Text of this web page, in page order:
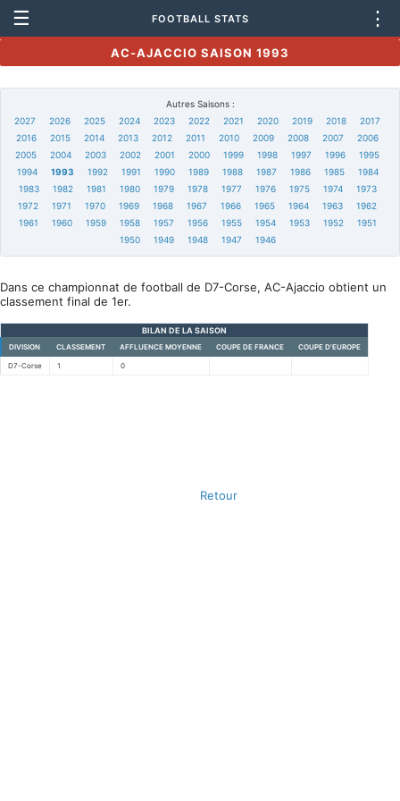
☰ FOOTBALL STATS ⋮
AC-AJACCIO SAISON 1993
Autres Saisons :
2027
2026 2025 2024 2023 2022 2021 2020 2019 2018
2017
2016
2015 2014 2013 2012 2011 2010 2009 2008 2007
2006
2005
2004 2003 2002 2001 2000 1999 1998 1997 1996
1995
1994
1993 1992 1991 1990 1989 1988 1987 1986 1985
1984
1983
1982 1981 1980 1979 1978 1977 1976 1975 1974
1973
1972
1971 1970 1969 1968 1967 1966 1965 1964 1963
1962
1961
1960 1959 1958 1957 1956 1955 1954 1953 1952
1951
1950
1949 1948 1947 1946
Dans ce championnat de football de D7-Corse, AC-Ajaccio obtient un
classement final de 1er.
BILAN DE LA SAISON
DIVISION CLASSEMENT AFFLUENCE MOYENNE COUPE DE FRANCE COUPE D'EUROPE
D7-Corse 1 0
Retour